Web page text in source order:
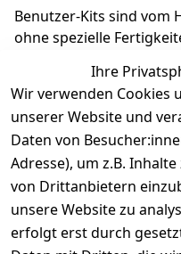
Benutzer-Kits sind vom
ohne spezielle
Ihre
Wir verwenden Cookies
unserer Website und
Daten von
Adresse), um z.B.
von Drittanbietern
unsere Website zu
erfolgt erst durch
Rechtliches
AGB
Datenschutze
Kontakt
Prilux Print
Solutions
Wilhem-